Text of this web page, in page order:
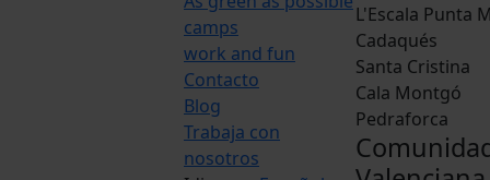
camps
work and fun
Contacto
Blog
Trabaja con
nosotros
L'Escala Punta
Cadaqués
Santa Cristina
Cala Montgó
Pedraforca